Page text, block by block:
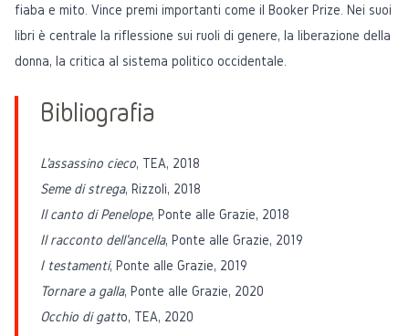
fiaba e mito. Vince premi importanti come il Booker Prize. Nei suoi
libri è centrale la riflessione sui ruoli di genere, la liberazione della
donna, la critica al sistema politico occidentale.
Bibliografia
L'assassino cieco, TEA, 2018
Seme di strega, Rizzoli, 2018
Il canto di Penelope, Ponte alle Grazie, 2018
Il racconto dell'ancella, Ponte alle Grazie, 2019
I testamenti, Ponte alle Grazie, 2019
Tornare a galla, Ponte alle Grazie, 2020
Occhio di gatto, TEA, 2020